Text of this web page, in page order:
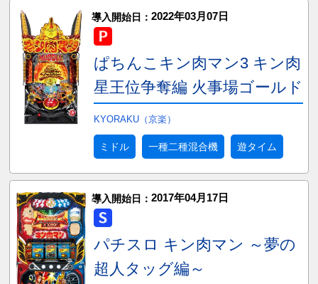
導入開始日： 2022年03月07日
ぱちんこキン肉マン3 キン肉
星王位争奪編 火事場ゴールド
KYORAKU（京楽）
ミドル 一種二種混合機 遊タイム
導入開始日： 2017年04月17日
パチスロ キン肉マン ～夢の
超人タッグ編～